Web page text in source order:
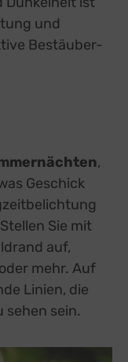
und
Bestäuber-
,
Geschick
Sie mit
auf,
mehr. Auf
Linien, die
sehen sein.